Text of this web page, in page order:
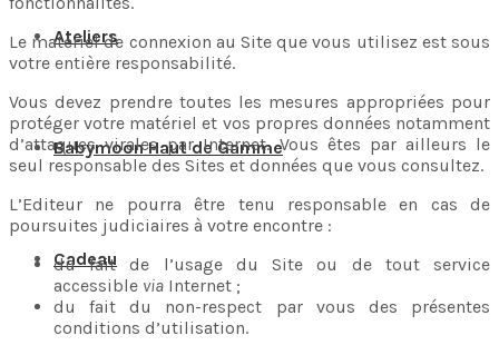
Ateliers
Babymoon Haut de Gamme
Cadeau
Le matériel de connexion au Site que vous utilisez est sous
votre entière responsabilité.
Vous devez prendre toutes les mesures appropriées pour
protéger votre matériel et vos propres données notamment
d’attaques virales par Internet. Vous êtes par ailleurs le
seul responsable des Sites et données que vous consultez.
L’Editeur ne pourra être tenu responsable en cas de
poursuites judiciaires à votre encontre :
du fait de l’usage du Site ou de tout service
accessible via Internet ;
du fait du non-respect par vous des présentes
conditions d’utilisation.